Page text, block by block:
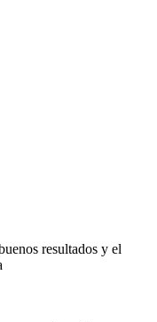
resultados y el